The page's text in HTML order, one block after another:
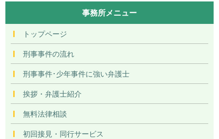
事務所メニュー
トップページ
刑事事件の流れ
刑事事件･少年事件に強い弁護士
挨拶・弁護士紹介
無料法律相談
初回接見・同行サービス